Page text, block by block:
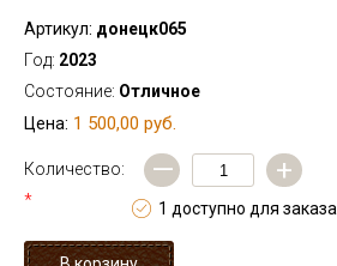
Артикул: донецк065
Год: 2023
Состояние: Отличное
Цена: 1 500,00 руб.
Количество:
*
— +
1 доступно для заказа